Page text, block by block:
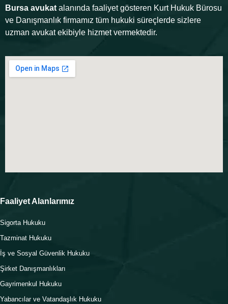
Bursa avukat alanında faaliyet gösteren Kurt Hukuk Bürosu
ve Danışmanlık firmamız tüm hukuki süreçlerde sizlere
uzman avukat ekibiyle hizmet vermektedir.
Faaliyet Alanlarımız
Sigorta Hukuku
Tazminat Hukuku
İş ve Sosyal Güvenlik Hukuku
Şirket Danışmanlıkları
Gayrimenkul Hukuku
Yabancılar ve Vatandaşlık Hukuku